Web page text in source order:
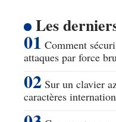
Les
Comment
attaques par force
Sur un clavier
caractères